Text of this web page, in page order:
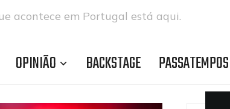
acontece em Portugal está aqui.
OPINIÃO BACKSTAGE PASSATEMPOS